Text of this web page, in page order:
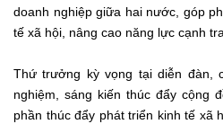
doanh nghiệp giữa hai nước, góp
tế xã hội, nâng cao năng lực cạnh
Thứ trưởng kỳ vọng tại diễn đàn,
nghiệm, sáng kiến thúc đẩy cộng
phần thúc đẩy phát triển kinh tế xã